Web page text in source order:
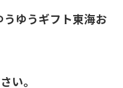
ゆうギフト東海お
い。